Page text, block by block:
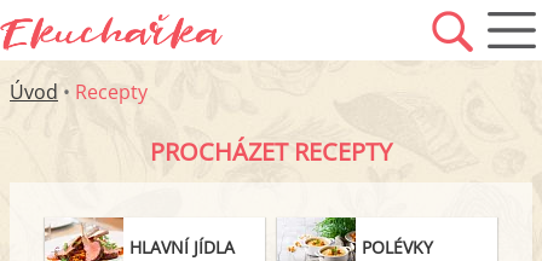
Úvod • Recepty
PROCHÁZET RECEPTY
HLAVNÍ JÍDLA POLÉVKY